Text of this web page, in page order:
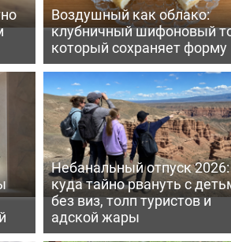
Воздушный как облако:
клубничный шифоновый
который сохраняет форму
Небанальный отпуск 2026:
куда тайно рвануть с
без виз, толп туристов и
адской жары